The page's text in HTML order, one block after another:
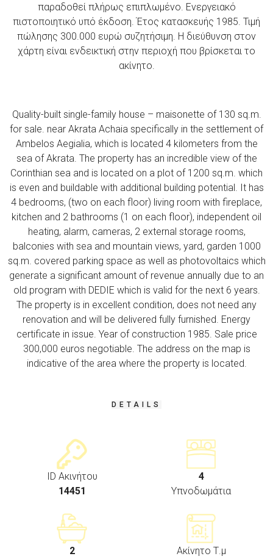
παραδοθεί πλήρως επιπλωμένο. Ενεργειακό
πιστοποιητικό υπό έκδοση. Έτος κατασκευής 1985. Τιμή
πώλησης 300.000 ευρώ συζητήσιμη. Η διεύθυνση στον
χάρτη είναι ενδεικτική στην περιοχή που βρίσκεται το
ακίνητο.
Quality-built single-family house – maisonette of 130 sq.m.
for sale. near Akrata Achaia specifically in the settlement of
Ambelos Aegialia, which is located 4 kilometers from the
sea of ​​Akrata. The property has an incredible view of the
Corinthian sea and is located on a plot of 1200 sq.m. which
is even and buildable with additional building potential. It has
4 bedrooms, (two on each floor) living room with fireplace,
kitchen and 2 bathrooms (1 on each floor), independent oil
heating, alarm, cameras, 2 external storage rooms,
balconies with sea and mountain views, yard, garden 1000
sq.m. covered parking space as well as photovoltaics which
generate a significant amount of revenue annually due to an
old program with DEDIE which is valid for the next 6 years.
The property is in excellent condition, does not need any
renovation and will be delivered fully furnished. Energy
certificate in issue. Year of construction 1985. Sale price
300,000 euros negotiable. The address on the map is
indicative of the area where the property is located.
DETAILS
ID Ακινήτου
14451
4
Υπνοδωμάτια
2
Ακίνητο Τ.μ